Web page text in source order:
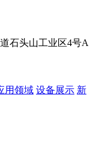
石头山工业区4号A
用领域 设备展示 新